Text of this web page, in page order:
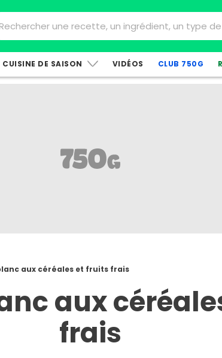
CUISINE DE SAISON VIDÉOS CLUB 750G
aux céréales et fruits frais
aux
frais